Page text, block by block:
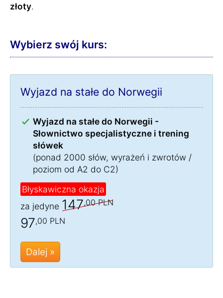
złoty.
Wybierz swój kurs:
Wyjazd na stałe do Norwegii
Wyjazd na stałe do Norwegii -
Słownictwo specjalistyczne i trening
słówek
(ponad 2000 słów, wyrażeń i zwrotów /
poziom od A2 do C2)
Błyskawiczna okazja
za jedyne 147,00 PLN
97,00 PLN
Dalej »